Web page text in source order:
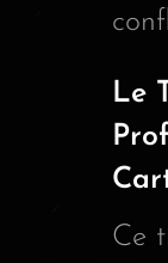
Le
Ce